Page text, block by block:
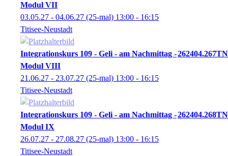
Modul VII
03.05.27 - 04.06.27 (25-mal) 13:00 - 16:15
Titisee-Neustadt
Integrationskurs 109 - Geli - am Nachmittag -
Modul VIII
262404.267TN
21.06.27 - 23.07.27 (25-mal) 13:00 - 16:15
Titisee-Neustadt
Integrationskurs 109 - Geli - am Nachmittag -
Modul IX
262404.268TN
26.07.27 - 27.08.27 (25-mal) 13:00 - 16:15
Titisee-Neustadt